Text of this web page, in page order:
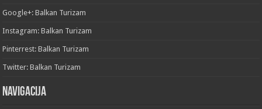
Google+: Balkan Turizam
Instagram: Balkan Turizam
Pinterrest: Balkan Turizam
Twitter: Balkan Turizam
Navigacija